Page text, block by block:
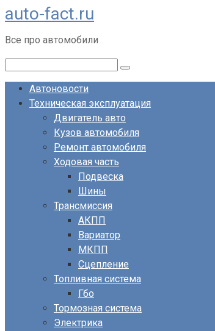
Перейти
к
контенту
auto-fact.ru
Все про автомобили
Автоновости
Техническая эксплуатация
Двигатель авто
Кузов автомобиля
Ремонт автомобиля
Ходовая часть
Подвеска
Шины
Трансмиссия
АКПП
Вариатор
МКПП
Сцепление
Топливная система
Гбо
Тормозная система
Электрика